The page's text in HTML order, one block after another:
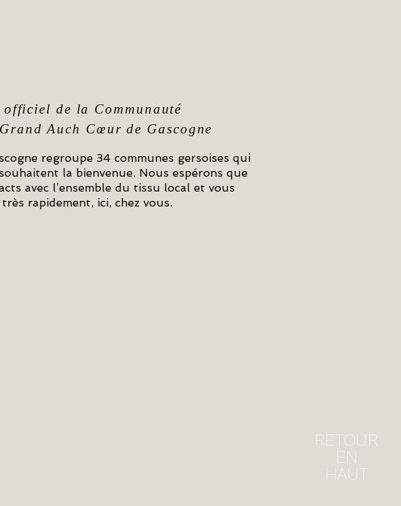
RETOUR
EN
HAUT
de la Communauté
Auch Cœur de Gascogne
regroupe 34 communes gersoises qui
la bienvenue. Nous espérons que
avec l’ensemble du tissu local et vous
rapidement, ici, chez vous.